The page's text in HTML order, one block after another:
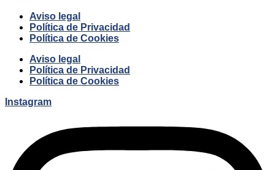
Aviso legal
Política de Privacidad
Política de Cookies
Aviso legal
Política de Privacidad
Política de Cookies
Instagram